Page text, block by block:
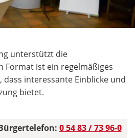
unterstützt die
Format ist ein regelmäßiges
interessante Einblicke und
bietet.
0 54 83 / 73 96-0